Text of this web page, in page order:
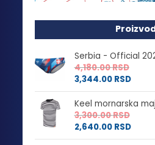
Serbia - Official
4,180.00RSD
3,344.00 RSD
Keel mornarska
3,300.00RSD
2,640.00 RSD